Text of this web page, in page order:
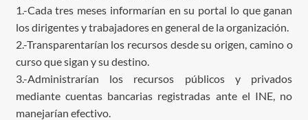
1.-Cada tres meses informarían en su portal lo que ganan
los dirigentes y trabajadores en general de la organización.
2.-Transparentarían los recursos desde su origen, camino o
curso que sigan y su destino.
3.-Administrarían los recursos públicos y privados
mediante cuentas bancarias registradas ante el INE, no
manejarían efectivo.